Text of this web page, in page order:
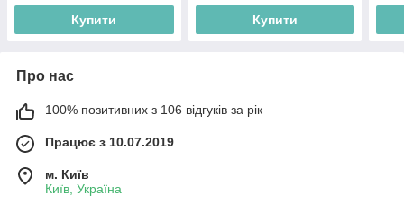
Купити Купити
Про нас
100% позитивних з 106 відгуків за рік
Працює з 10.07.2019
м. Київ
Київ, Україна